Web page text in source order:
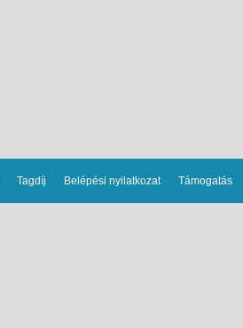
Tagdíj Belépési nyilatkozat Támogatás